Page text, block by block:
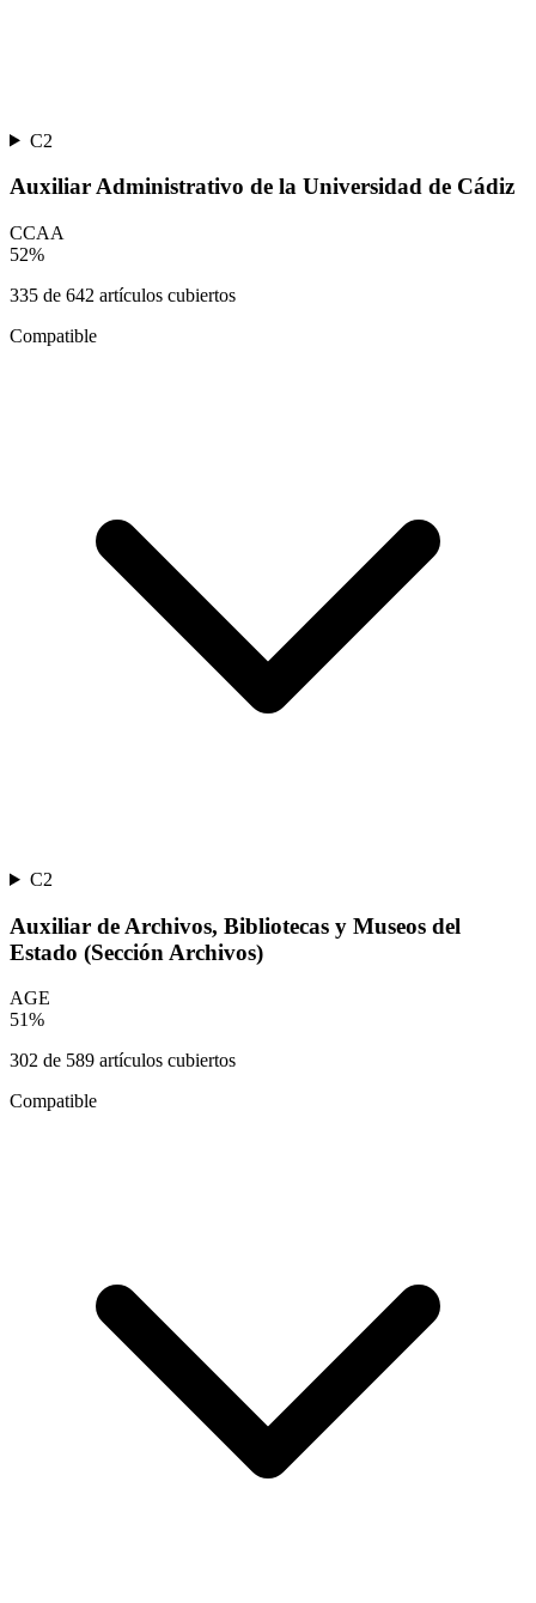
C2
Auxiliar Administrativo de la Universidad de Cádiz
CCAA
52%
335 de 642 artículos cubiertos
Compatible
C2
Auxiliar de Archivos, Bibliotecas y Museos del
Estado (Sección Archivos)
AGE
51%
302 de 589 artículos cubiertos
Compatible